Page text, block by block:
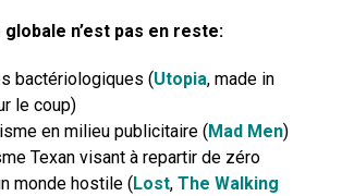
globale n’est pas en reste:
bactériologiques (Utopia, made in
le coup)
en milieu publicitaire (Mad Men)
Texan visant à repartir de zéro
monde hostile (Lost, The Walking